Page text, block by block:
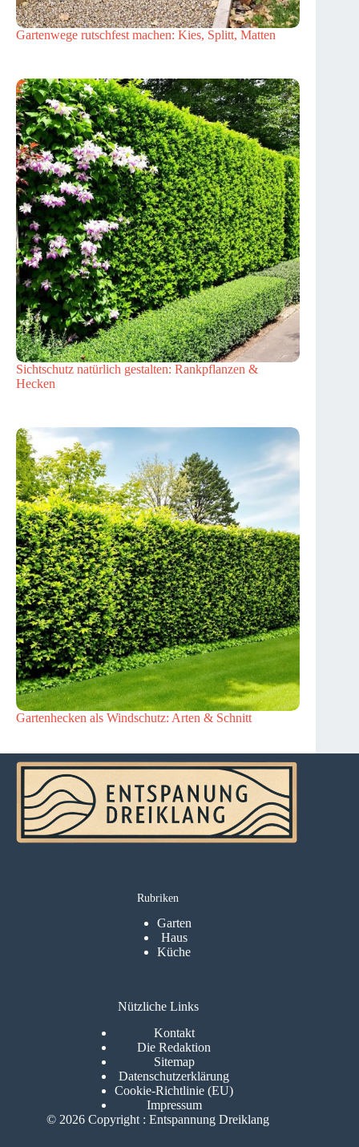
Gartenwege rutschfest machen: Kies, Splitt, Matten
Sichtschutz natürlich gestalten: Rankpflanzen &
Hecken
Gartenhecken als Windschutz: Arten & Schnitt
Rubriken
Garten
Haus
Küche
Nützliche Links
Kontakt
Die Redaktion
Sitemap
Datenschutzerklärung
Cookie-Richtlinie (EU)
Impressum
© 2026 Copyright : Entspannung Dreiklang